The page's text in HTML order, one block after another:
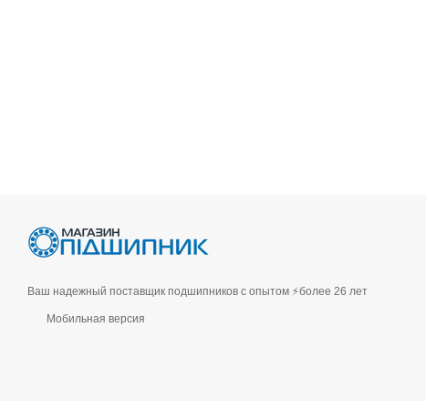
Ваш надежный поставщик подшипников с опытом ⚡более 26 лет
Мобильная версия